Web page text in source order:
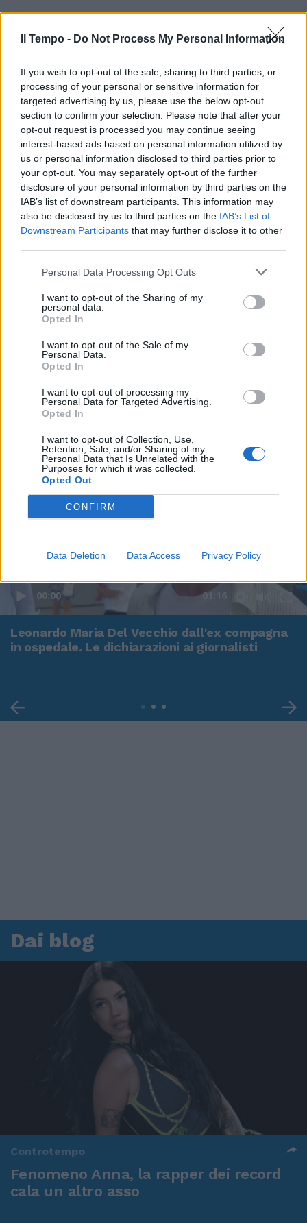
Il Tempo - Do Not Process My Personal Information
If you wish to opt-out of the sale, sharing to third parties, or
processing of your personal or sensitive information for
targeted advertising by us, please use the below opt-out
section to confirm your selection. Please note that after your
opt-out request is processed you may continue seeing
interest-based ads based on personal information utilized by
us or personal information disclosed to third parties prior to
your opt-out. You may separately opt-out of the further
disclosure of your personal information by third parties on the
IAB’s list of downstream participants. This information may
also be disclosed by us to third parties on the IAB’s List of
Downstream Participants that may further disclose it to other
Personal Data Processing Opt Outs
I want to opt-out of the Sharing of my
personal data.
Opted In
I want to opt-out of the Sale of my
Personal Data.
Opted In
I want to opt-out of processing my
Personal Data for Targeted Advertising.
Opted In
I want to opt-out of Collection, Use,
Retention, Sale, and/or Sharing of my
Personal Data that Is Unrelated with the
Purposes for which it was collected.
Opted Out
CONFIRM
Data Deletion Data Access Privacy Policy
00:00 01:16
Leonardo Maria Del Vecchio dall'ex compagna
in ospedale. Le dichiarazioni ai giornalisti
Dai blog
Controtempo
Fenomeno Anna, la rapper dei record
cala un altro asso